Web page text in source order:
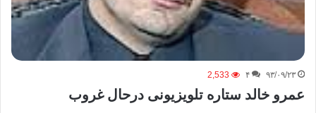
۹۳/۰۹/۲۳ ۴ 2,533
عمرو خالد ستاره تلویزیونی درحال غروب